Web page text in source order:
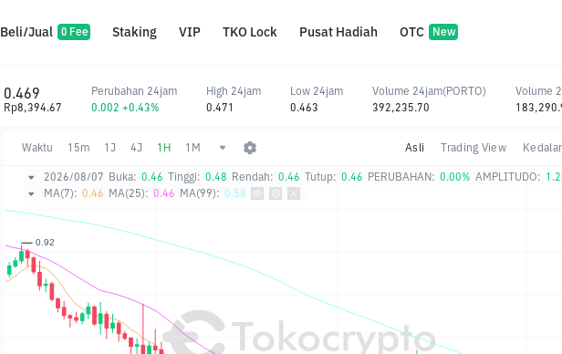
Beli/Jual 0 Fee Staking VIP TKO Lock Pusat Hadiah OTC New
Waktu 15m 1J 4J 1H 1M Asli Trading View
2026/08/07 Buka: 0.46 Tinggi: 0.48 Rendah: 0.46 Tutup: 0.46 PERUBAHAN: 0.00% AMPLITUDO:
MA(7): 0.46 MA(25): 0.46 MA(99): 0.58
0.469
Rp8,394.67
Perubahan 24jam
0.002 +0.43%
High 24jam
0.471
Low 24jam
0.463
Volume 24jam(PORTO)
392,235.70
Volume